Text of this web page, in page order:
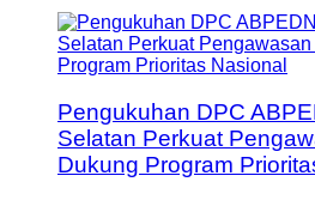
Pengukuhan DPC
Selatan Perkuat
Dukung Program